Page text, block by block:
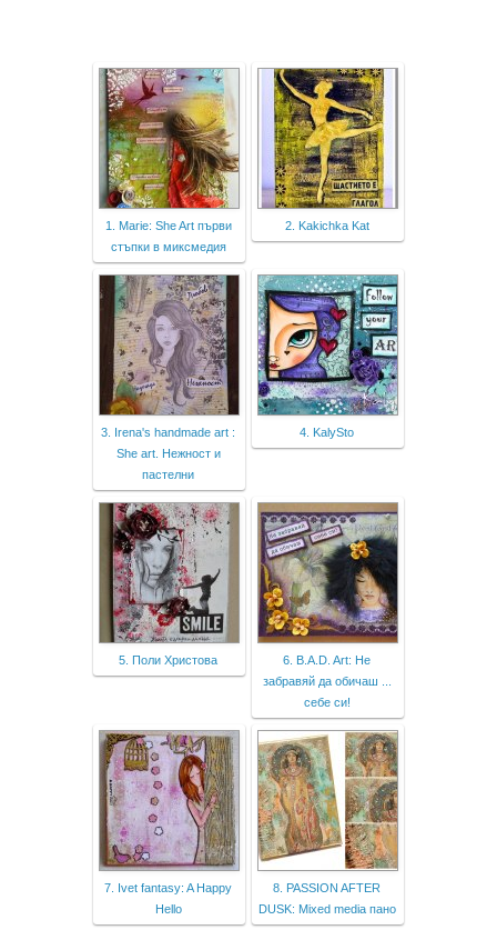
1. Marie: She Art първи
стъпки в миксмедия
2. Kakichka Kat
3. Irena's handmade art :
She art. Нежност и
пастелни
4. KalySto
5. Поли Христова
6. B.A.D. Art: Не
забравяй да обичаш ...
себе си!
7. Ivet fantasy: A Happy
Hello
8. PASSION AFTER
DUSK: Mixed media пано